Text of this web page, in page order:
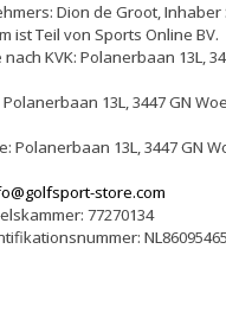
Dion de Groot, Inhaber
ist Teil von Sports Online BV.
KVK: Polanerbaan 13L,
13L, 3447 GN
Polanerbaan 13L, 3447 GN
store.com
77270134